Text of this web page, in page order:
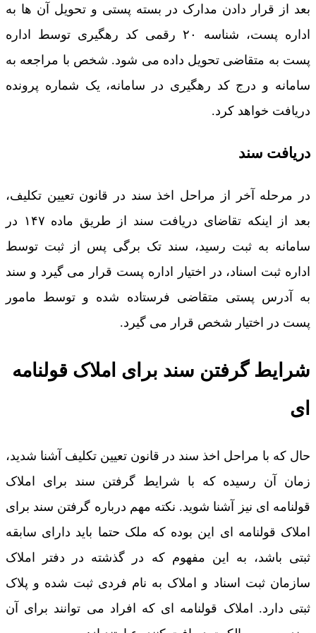
بعد از قرار دادن مدارک در بسته پستی و تحویل آن ها به
اداره پست، شناسه ۲۰ رقمی کد رهگیری توسط اداره
پست به متقاضی تحویل داده می شود. شخص با مراجعه به
سامانه و درج کد رهگیری در سامانه، یک شماره پرونده
دریافت خواهد کرد.
دریافت سند
در مرحله آخر از مراحل اخذ سند در قانون تعیین تکلیف،
بعد از اینکه تقاضای دریافت سند از طریق ماده ۱۴۷ در
سامانه به ثبت رسید، سند تک برگی پس از ثبت توسط
اداره ثبت اسناد، در اختیار اداره پست قرار می گیرد و سند
به آدرس پستی متقاضی فرستاده شده و توسط مامور
پست در اختیار شخص قرار می گیرد.
شرایط گرفتن سند برای املاک قولنامه
ای
حال که با مراحل اخذ سند در قانون تعیین تکلیف آشنا شدید،
زمان آن رسیده که با شرایط گرفتن سند برای املاک
قولنامه ای نیز آشنا شوید. نکته مهم درباره گرفتن سند برای
املاک قولنامه ای این بوده که ملک حتما باید دارای سابقه
ثبتی باشد، به این مفهوم که در گذشته در دفتر املاک
سازمان ثبت اسناد و املاک به نام فردی ثبت شده و پلاک
ثبتی دارد. املاک قولنامه ای که افراد می توانند برای آن